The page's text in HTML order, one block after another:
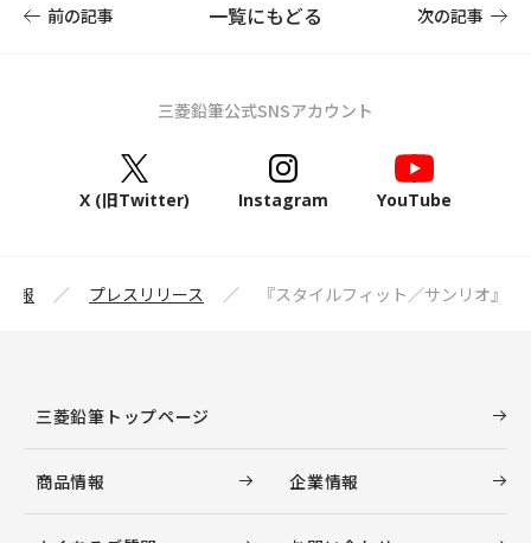
前の記事 一覧にもどる 次の記事
三菱鉛筆公式SNSアカウント
X (旧Twitter) Instagram YouTube
報 プレスリリース 『スタイルフィット／サンリオ』
三菱鉛筆トップページ
商品情報 企業情報